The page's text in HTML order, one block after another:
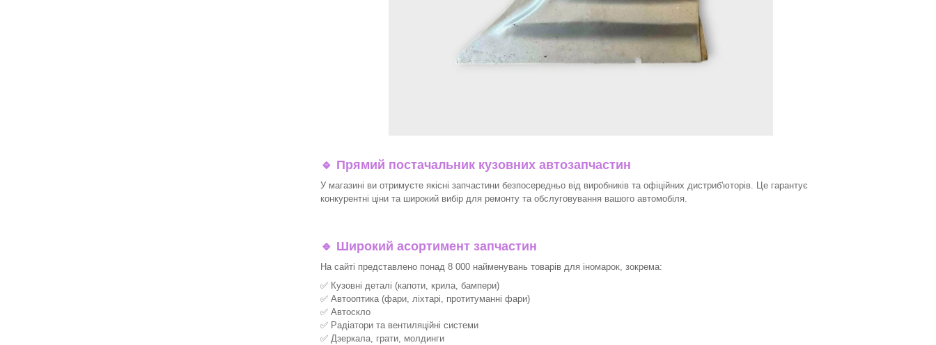
🔹 Прямий постачальник кузовних автозапчастин
У магазині ви отримуєте якісні запчастини безпосередньо від виробників та офіційних дистриб'юторів. Це гарантує
конкурентні ціни та широкий вибір для ремонту та обслуговування вашого автомобіля.
🔹 Широкий асортимент запчастин
На сайті представлено понад 8 000 найменувань товарів для іномарок, зокрема:
✅ Кузовні деталі (капоти, крила, бампери)
✅ Автооптика (фари, ліхтарі, протитуманні фари)
✅ Автоскло
✅ Радіатори та вентиляційні системи
✅ Дзеркала, грати, молдинги